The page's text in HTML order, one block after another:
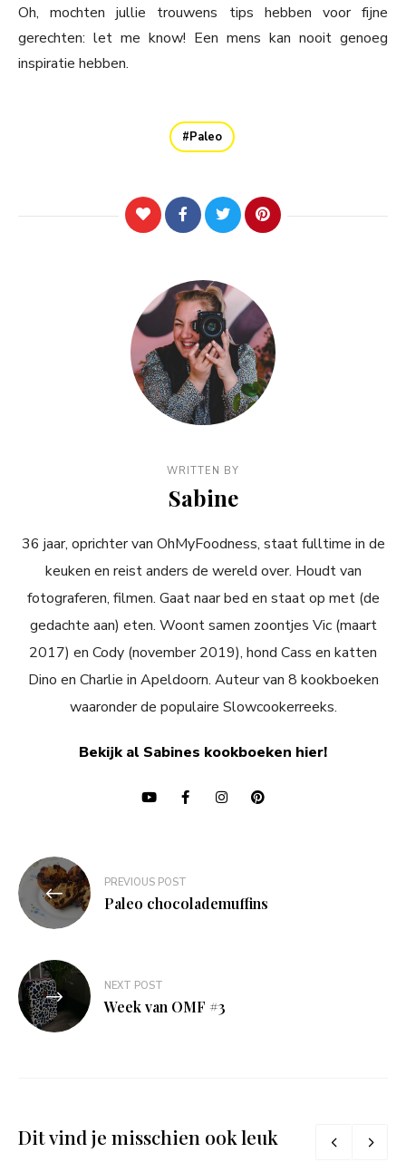
Oh, mochten jullie trouwens tips hebben voor fijne
gerechten: let me know! Een mens kan nooit genoeg
inspiratie hebben.
Paleo
WRITTEN BY
Sabine
36 jaar, oprichter van OhMyFoodness, staat fulltime in de
keuken en reist anders de wereld over. Houdt van
fotograferen, filmen. Gaat naar bed en staat op met (de
gedachte aan) eten. Woont samen zoontjes Vic (maart
2017) en Cody (november 2019), hond Cass en katten
Dino en Charlie in Apeldoorn. Auteur van 8 kookboeken
waaronder de populaire Slowcookerreeks.
Bekijk al Sabines kookboeken hier!
Bericht
navigatie
PREVIOUS POST
Paleo chocolademuffins
NEXT POST
Week van OMF #3
Dit vind je misschien ook leuk